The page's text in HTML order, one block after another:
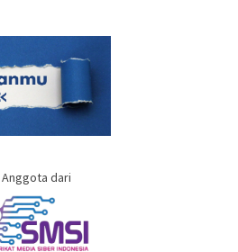
Anggota dari